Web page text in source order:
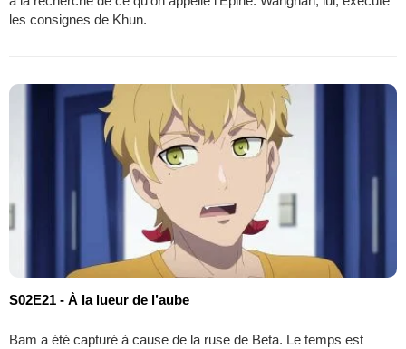
les consignes de Khun.
S02E21 - À la lueur de l’aube
Bam a été capturé à cause de la ruse de Beta. Le temps est